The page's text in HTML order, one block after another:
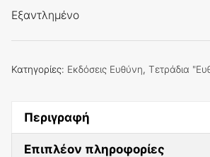
Εξαντλημένο
Κατηγορίες: Εκδόσεις Ευθύνη, Τετράδια
Περιγραφή
Επιπλέον πληροφορίες